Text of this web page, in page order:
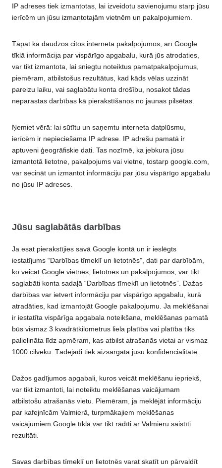
IP adreses tiek izmantotas, lai izveidotu savienojumu starp jūsu
ierīcēm un jūsu izmantotajām vietnēm un pakalpojumiem.
Tāpat kā daudzos citos interneta pakalpojumos, arī Google
tīklā informācija par vispārīgo apgabalu, kurā jūs atrodaties,
var tikt izmantota, lai sniegtu noteiktus pamatpakalpojumus,
piemēram, atbilstošus rezultātus, kad kāds vēlas uzzināt
pareizu laiku, vai saglabātu konta drošību, nosakot tādas
neparastas darbības kā pierakstīšanos no jaunas pilsētas.
Ņemiet vērā: lai sūtītu un saņemtu interneta datplūsmu,
ierīcēm ir nepieciešama IP adrese. IP adrešu pamatā ir
aptuveni ģeogrāfiskie dati. Tas nozīmē, ka jebkura jūsu
izmantotā lietotne, pakalpojums vai vietne, tostarp google.com,
var secināt un izmantot informāciju par jūsu vispārīgo apgabalu
no jūsu IP adreses.
Jūsu saglabātās darbības
Ja esat pierakstījies savā Google kontā un ir ieslēgts
iestatījums “Darbības tīmeklī un lietotnēs”, dati par darbībām,
ko veicat Google vietnēs, lietotnēs un pakalpojumos, var tikt
saglabāti konta sadaļā “Darbības tīmeklī un lietotnēs”. Dažas
darbības var ietvert informāciju par vispārīgo apgabalu, kurā
atradāties, kad izmantojāt Google pakalpojumu. Ja meklēšanai
ir iestatīta vispārīga apgabala noteikšana, meklēšanas pamatā
būs vismaz 3 kvadrātkilometrus liela platība vai platība tiks
palielināta līdz apmēram, kas atbilst atrašanās vietai ar vismaz
1000 cilvēku. Tādējādi tiek aizsargāta jūsu konfidencialitāte.
Dažos gadījumos apgabali, kuros veicāt meklēšanu iepriekš,
var tikt izmantoti, lai noteiktu meklēšanas vaicājumam
atbilstošu atrašanās vietu. Piemēram, ja meklējāt informāciju
par kafejnīcām Valmierā, turpmākajiem meklēšanas
vaicājumiem Google tīklā var tikt rādīti ar Valmieru saistīti
rezultāti.
Savas darbības tīmeklī un lietotnēs varat skatīt un pārvaldīt